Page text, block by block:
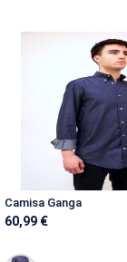
Camisa Ganga
60,99 €